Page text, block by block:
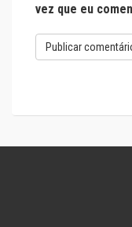
vez que eu